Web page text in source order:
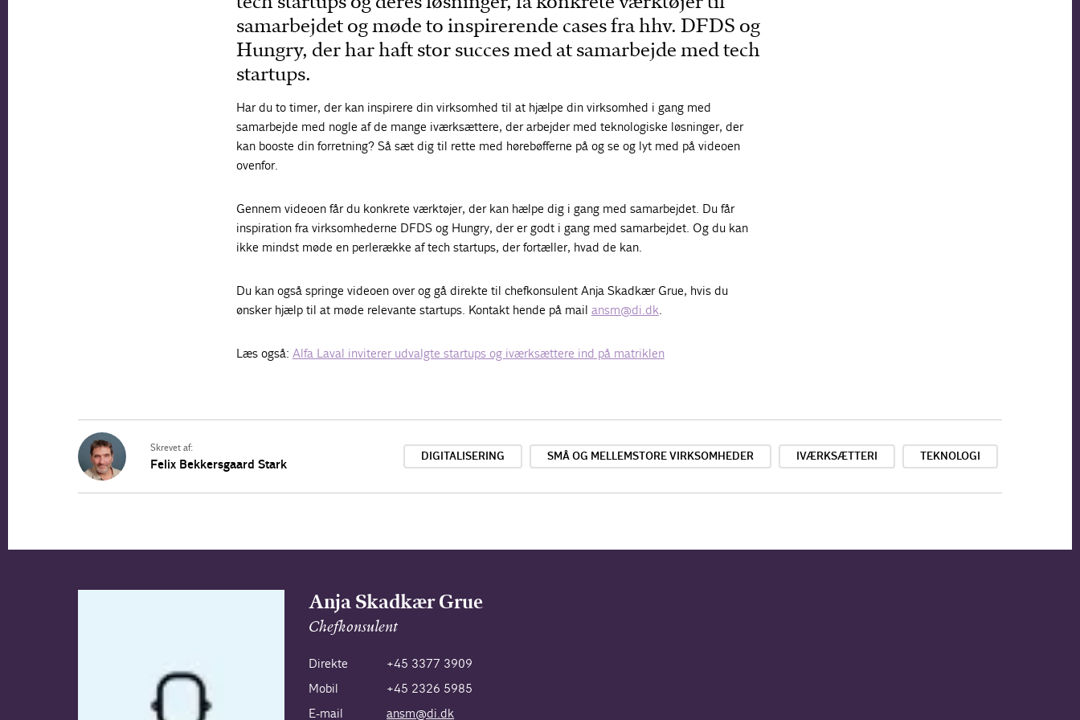
samarbejdet og møde to inspirerende cases fra hhv. DFDS og
Hungry, der har haft stor succes med at samarbejde med tech
startups.
Har du to timer, der kan inspirere din virksomhed til at hjælpe din virksomhed i gang med
samarbejde med nogle af de mange iværksættere, der arbejder med teknologiske løsninger, der
kan booste din forretning? Så sæt dig til rette med hørebøfferne på og se og lyt med på videoen
ovenfor.
Gennem videoen får du konkrete værktøjer, der kan hælpe dig i gang med samarbejdet. Du får
inspiration fra virksomhederne DFDS og Hungry, der er godt i gang med samarbejdet. Og du kan
ikke mindst møde en perlerække af tech startups, der fortæller, hvad de kan.
Du kan også springe videoen over og gå direkte til chefkonsulent Anja Skadkær Grue, hvis du
ønsker hjælp til at møde relevante startups. Kontakt hende på mail ansm@di.dk.
Læs også: Alfa Laval inviterer udvalgte startups og iværksættere ind på matriklen
Skrevet af:
Felix Bekkersgaard Stark
DIGITALISERING SMÅ OG MELLEMSTORE VIRKSOMHEDER IVÆRKSÆTTERI TEKNOLOGI
Anja Skadkær Grue
Chefkonsulent
Direkte
+45 3377 3909
Mobil
+45 2326 5985
E-mail
ansm@di.dk